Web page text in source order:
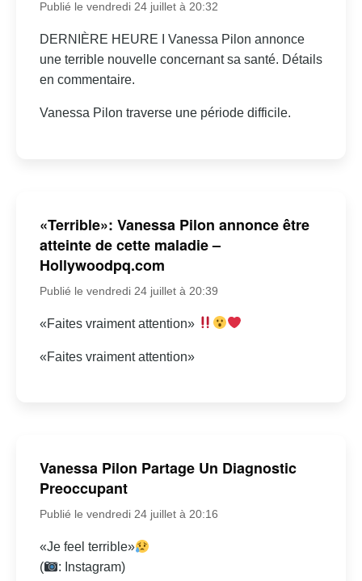
Publié le vendredi 24 juillet à 20:32
DERNIÈRE HEURE I Vanessa Pilon annonce
une terrible nouvelle concernant sa santé. Détails
en commentaire.
Vanessa Pilon traverse une période difficile.
«Terrible»: Vanessa Pilon annonce être
atteinte de cette maladie –
Hollywoodpq.com
Publié le vendredi 24 juillet à 20:39
«Faites vraiment attention»
«Faites vraiment attention»
Vanessa Pilon Partage Un Diagnostic
Preoccupant
Publié le vendredi 24 juillet à 20:16
«Je feel terrible»
(
: Instagram)